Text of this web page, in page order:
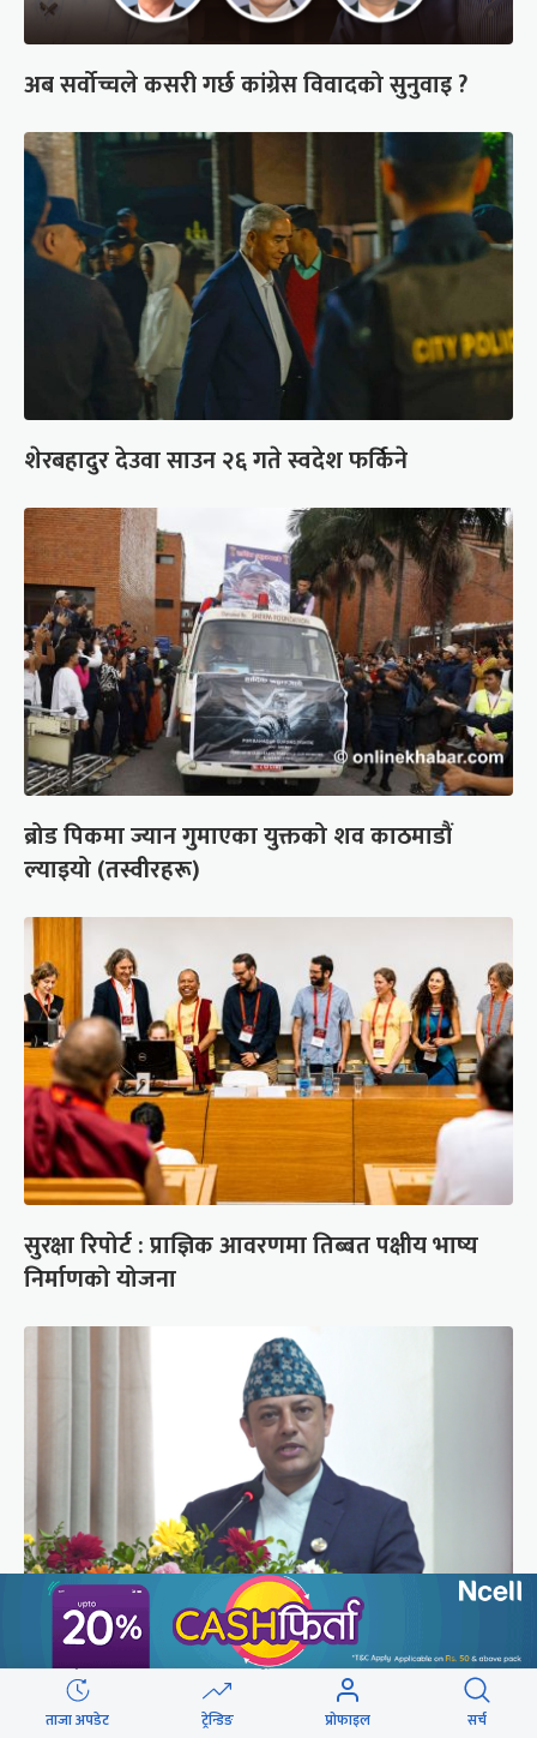
अब सर्वोच्चले कसरी गर्छ कांग्रेस विवादको सुनुवाइ ?
शेरबहादुर देउवा साउन २६ गते स्वदेश फर्किने
ब्रोड पिकमा ज्यान गुमाएका युक्तको शव काठमाडौं
ल्याइयो (तस्वीरहरू)
सुरक्षा रिपोर्ट : प्राज्ञिक आवरणमा तिब्बत पक्षीय भाष्य
निर्माणको योजना
‘संसद्‍मा कालो चस्मा खोल्नू, बैठक चल्दा सेयर कारोबार
नगर्नू’
ताजा अपडेट ट्रेन्डिङ प्रोफाइल सर्च